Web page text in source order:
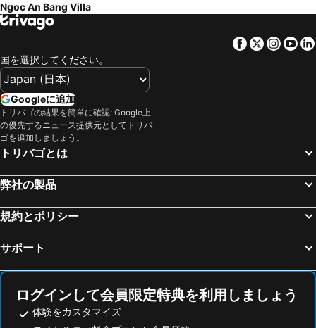
Ngoc An Bang Villa
Facebook
Twitter
国を選択してください。
Googleに追加
トリバゴの結果を簡単に確認: Google上
の優先するニュース提供元としてトリバ
ゴを追加しましょう。
トリバゴとは
弊社の製品
規約とポリシー
サポート
ログインして会員限定特典を利用しましょう
体験をカスタマイズ